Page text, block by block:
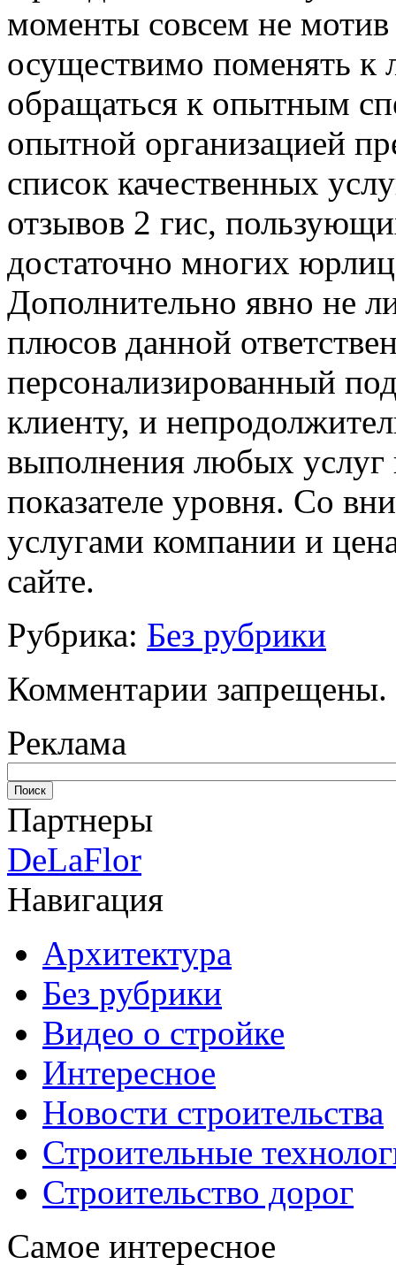
моменты совсем не мотив
осуществимо поменять к
обращаться к опытным
опытной организацией
список качественных
отзывов 2 гис,
достаточно многих
Дополнительно явно не
плюсов данной
персонализированный
клиенту, и
выполнения любых услуг
показателе уровня. Со
услугами компании и
сайте.
Рубрика: Без рубрики
Комментарии запрещены.
Реклама
Партнеры
DeLaFlor
Навигация
Архитектура
Без рубрики
Видео о стройке
Интересное
Новости строительства
Строительные
Строительство дорог
Самое интересное